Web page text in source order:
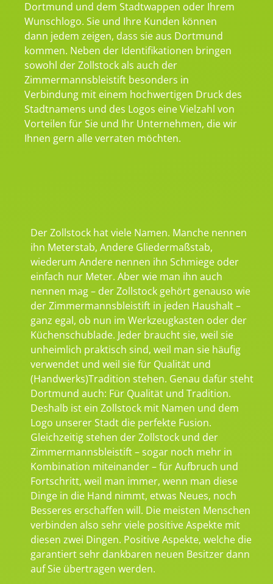
Dortmund und dem Stadtwappen oder Ihrem
Wunschlogo. Sie und Ihre Kunden können
dann jedem zeigen, dass sie aus Dortmund
kommen. Neben der Identifikationen bringen
sowohl der Zollstock als auch der
Zimmermannsbleistift besonders in
Verbindung mit einem hochwertigen Druck des
Stadtnamens und des Logos eine Vielzahl von
Vorteilen für Sie und Ihr Unternehmen, die wir
Ihnen gern alle verraten möchten.
Der Zollstock hat viele Namen. Manche nennen
ihn Meterstab, Andere Gliedermaßstab,
wiederum Andere nennen ihn Schmiege oder
einfach nur Meter. Aber wie man ihn auch
nennen mag – der Zollstock gehört genauso wie
der Zimmermannsbleistift in jeden Haushalt –
ganz egal, ob nun im Werkzeugkasten oder der
Küchenschublade. Jeder braucht sie, weil sie
unheimlich praktisch sind, weil man sie häufig
verwendet und weil sie für Qualität und
(Handwerks)Tradition stehen. Genau dafür steht
Dortmund auch: Für Qualität und Tradition.
Deshalb ist ein Zollstock mit Namen und dem
Logo unserer Stadt die perfekte Fusion.
Gleichzeitig stehen der Zollstock und der
Zimmermannsbleistift – sogar noch mehr in
Kombination miteinander – für Aufbruch und
Fortschritt, weil man immer, wenn man diese
Dinge in die Hand nimmt, etwas Neues, noch
Besseres erschaffen will. Die meisten Menschen
verbinden also sehr viele positive Aspekte mit
diesen zwei Dingen. Positive Aspekte, welche die
garantiert sehr dankbaren neuen Besitzer dann
auf Sie übertragen werden.